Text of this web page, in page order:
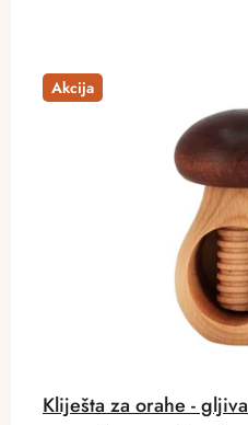
Akcija
Kliješta za orahe - gljiva